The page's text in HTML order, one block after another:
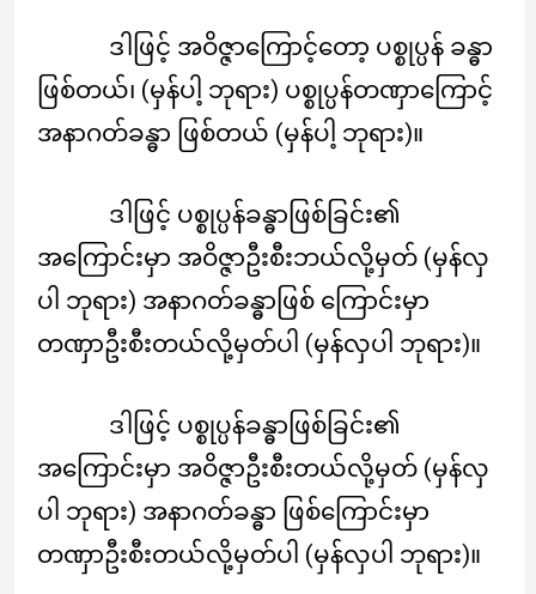
ဒါဖြင့် အဝိဇ္ဇာကြောင့်တော့ ပစ္စုပ္ပန် ခန္ဓာ
ဖြစ်တယ်၊ (မှန်ပါ့ ဘုရား) ပစ္စုပ္ပန်တဏှာကြောင့်
အနာဂတ်ခန္ဓာ ဖြစ်တယ် (မှန်ပါ့ ဘုရား)။
ဒါဖြင့် ပစ္စုပ္ပန်ခန္ဓာဖြစ်ခြင်း၏
အကြောင်းမှာ အဝိဇ္ဇာဦးစီးဘယ်လို့မှတ် (မှန်လှ
ပါ ဘုရား) အနာဂတ်ခန္ဓာဖြစ် ကြောင်းမှာ
တဏှာဦးစီးတယ်လို့မှတ်ပါ (မှန်လှပါ ဘုရား)။
ဒါဖြင့် ပစ္စုပ္ပန်ခန္ဓာဖြစ်ခြင်း၏
အကြောင်းမှာ အဝိဇ္ဇာဦးစီးတယ်လို့မှတ် (မှန်လှ
ပါ ဘုရား) အနာဂတ်ခန္ဓာ ဖြစ်ကြောင်းမှာ
တဏှာဦးစီးတယ်လို့မှတ်ပါ (မှန်လှပါ ဘုရား)။